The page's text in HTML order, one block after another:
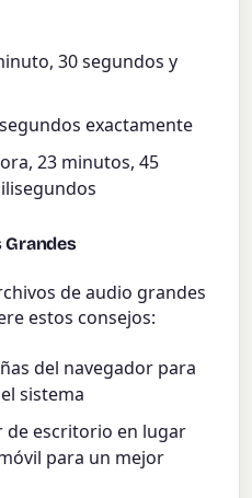
30 segundos y
exactamente
23 minutos, 45
Grandes
de audio grandes
estos consejos:
del navegador para
sistema
de escritorio en lugar
para un mejor